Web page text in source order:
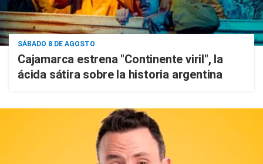
SÁBADO 8 DE AGOSTO
Cajamarca estrena "Continente viril", la
ácida sátira sobre la historia argentina